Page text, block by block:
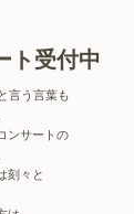
ト受付中
言う言葉も
ンサートの
刻々と